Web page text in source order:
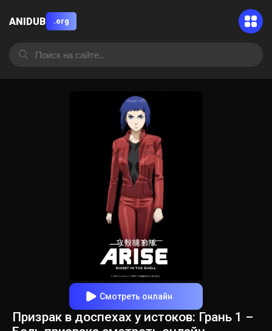
ANIDUB .org
Смотреть онлайн
Призрак в доспехах у истоков: Грань 1 –